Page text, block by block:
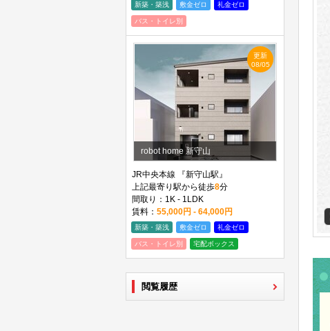
新築・築浅 敷金ゼロ 礼金ゼロ
バス・トイレ別
更新
08/05
robot home 新守山
JR中央本線 『新守山駅』
上記最寄り駅から徒歩8分
間取り：1K - 1LDK
賃料： 55,000円 - 64,000円
新築・築浅 敷金ゼロ 礼金ゼロ
バス・トイレ別 宅配ボックス
閲覧履歴